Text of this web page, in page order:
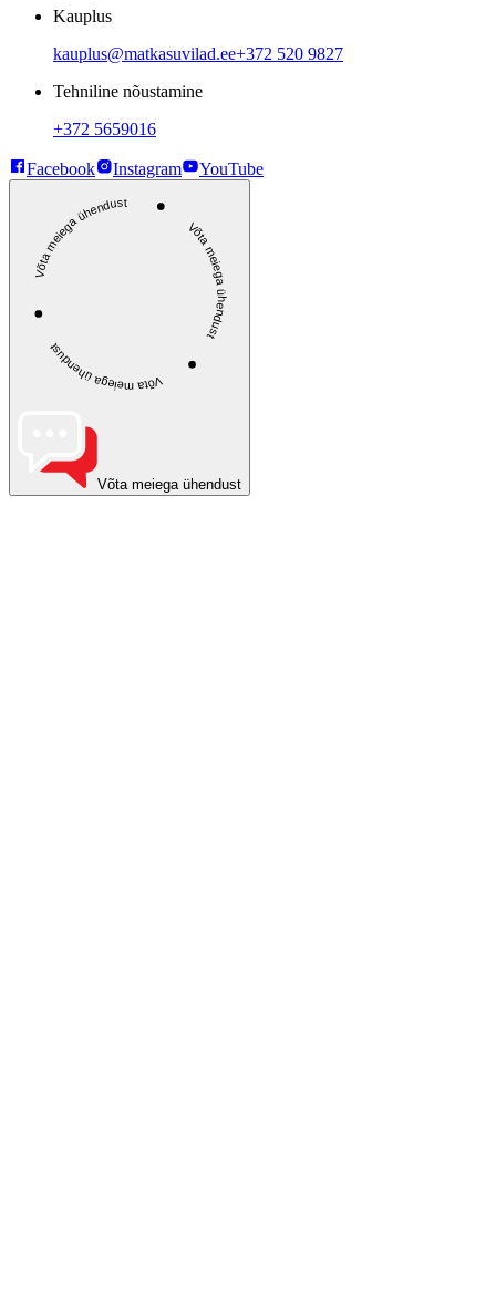
Kauplus
kauplus@matkasuvilad.ee+372 520 9827
Tehniline nõustamine
+372 5659016
Facebook Instagram YouTube
Võta meiega ühendust Võta meiega ühendust
Võta meiega ühendust
Võta meiega ühendust